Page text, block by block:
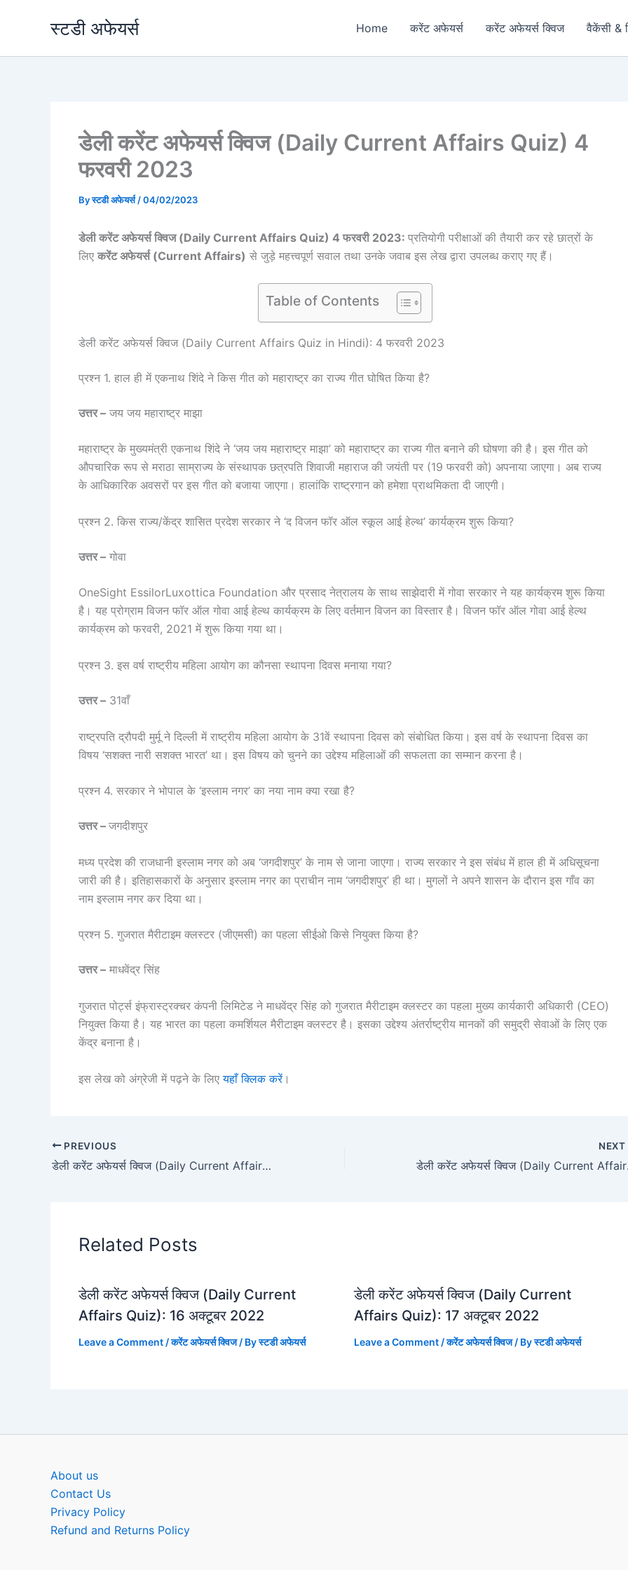
स्टडी अफेयर्स Home करेंट अफेयर्स करेंट अफेयर्स क्विज वैकेंसी &
डेली करेंट अफेयर्स क्विज (Daily Current Affairs Quiz) 4
फरवरी 2023
Byस्टडी अफेयर्स/04/02/2023
डेली करेंट अफेयर्स क्विज (Daily Current Affairs Quiz) 4 फरवरी 2023: प्रतियोगी परीक्षाओं की तैयारी कर रहे छात्रों के
लिए करेंट अफेयर्स (Current Affairs) से जुड़े महत्त्वपूर्ण सवाल तथा उनके जवाब इस लेख द्वारा उपलब्ध कराए गए हैं।
Table of Contents
डेली करेंट अफेयर्स क्विज (Daily Current Affairs Quiz in Hindi): 4 फरवरी 2023
प्रश्न 1. हाल ही में एकनाथ शिंदे ने किस गीत को महाराष्ट्र का राज्य गीत घोषित किया है?
उत्तर – जय जय महाराष्ट्र माझा
महाराष्ट्र के मुख्यमंत्री एकनाथ शिंदे ने ‘जय जय महाराष्ट्र माझा’ को महाराष्ट्र का राज्य गीत बनाने की घोषणा की है। इस गीत को
औपचारिक रूप से मराठा साम्राज्य के संस्थापक छत्रपति शिवाजी महाराज की जयंती पर (19 फरवरी को) अपनाया जाएगा। अब राज्य
के आधिकारिक अवसरों पर इस गीत को बजाया जाएगा। हालांकि राष्ट्रगान को हमेशा प्राथमिकता दी जाएगी।
प्रश्न 2. किस राज्य/केंद्र शासित प्रदेश सरकार ने ‘द विजन फॉर ऑल स्कूल आई हेल्थ’ कार्यक्रम शुरू किया?
उत्तर – गोवा
OneSight EssilorLuxottica Foundation और प्रसाद नेत्रालय के साथ साझेदारी में गोवा सरकार ने यह कार्यक्रम शुरू किया
है। यह प्रोग्राम विजन फॉर ऑल गोवा आई हेल्थ कार्यक्रम के लिए वर्तमान विजन का विस्तार है। विजन फॉर ऑल गोवा आई हेल्थ
कार्यक्रम को फरवरी, 2021 में शुरू किया गया था।
प्रश्न 3. इस वर्ष राष्ट्रीय महिला आयोग का कौनसा स्थापना दिवस मनाया गया?
उत्तर – 31वाँ
राष्ट्रपति द्रौपदी मुर्मू ने दिल्ली में राष्ट्रीय महिला आयोग के 31वें स्थापना दिवस को संबोधित किया। इस वर्ष के स्थापना दिवस का
विषय ‘सशक्त नारी सशक्त भारत’ था। इस विषय को चुनने का उद्देश्य महिलाओं की सफलता का सम्मान करना है।
प्रश्न 4. सरकार ने भोपाल के ‘इस्लाम नगर’ का नया नाम क्या रखा है?
उत्तर – जगदीशपुर
मध्य प्रदेश की राजधानी इस्लाम नगर को अब ‘जगदीशपुर’ के नाम से जाना जाएगा। राज्य सरकार ने इस संबंध में हाल ही में अधिसूचना
जारी की है। इतिहासकारों के अनुसार इस्लाम नगर का प्राचीन नाम ‘जगदीशपुर’ ही था। मुगलों ने अपने शासन के दौरान इस गाँव का
नाम इस्लाम नगर कर दिया था।
प्रश्न 5. गुजरात मैरीटाइम क्लस्टर (जीएमसी) का पहला सीईओ किसे नियुक्त किया है?
उत्तर – माधवेंद्र सिंह
गुजरात पोर्ट्स इंफ्रास्ट्रक्चर कंपनी लिमिटेड ने माधवेंद्र सिंह को गुजरात मैरीटाइम क्लस्टर का पहला मुख्य कार्यकारी अधिकारी (CEO)
नियुक्त किया है। यह भारत का पहला कमर्शियल मैरीटाइम क्लस्टर है। इसका उद्देश्य अंतर्राष्ट्रीय मानकों की समुद्री सेवाओं के लिए एक
केंद्र बनाना है।
इस लेख को अंग्रेजी में पढ़ने के लिएयहाँ क्लिक करें।
PREVIOUS
डेली करेंट अफेयर्स क्विज (Daily Current Affairs Quiz) 3 फरवरी 2023
NEXT
डेली
Related Posts
डेली करेंट अफेयर्स क्विज (Daily Current
Affairs Quiz): 16 अक्टूबर 2022
Leave a Comment /करेंट अफेयर्स क्विज/ Byस्टडी अफेयर्स
डेली करेंट अफेयर्स क्विज (Daily Current
Affairs Quiz): 17 अक्टूबर 2022
Leave a Comment /करेंट अफेयर्स क्विज/ Byस्टडी अफेयर्स
About us
Contact Us
Privacy Policy
Refund and Returns Policy